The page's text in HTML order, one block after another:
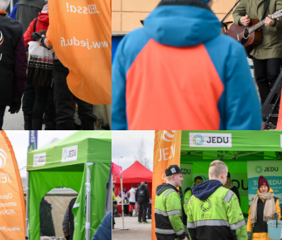
Suomipopin
Aamulypsystä
tunnetuksi
tullut
Hovimuusikko